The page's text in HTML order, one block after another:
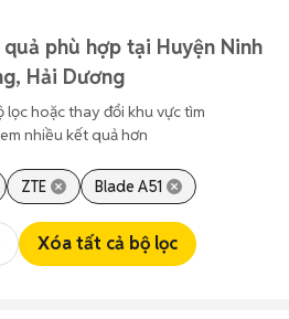
phù hợp tại Huyện Ninh
Hải Dương
lọc hoặc thay đổi khu vực tìm
nhiều kết quả hơn
ZTE Blade A51
Xóa tất cả bộ lọc